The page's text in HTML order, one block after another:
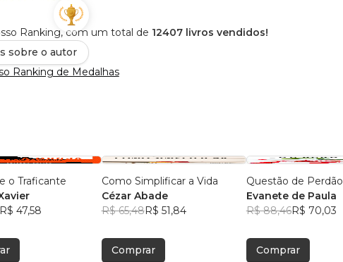
Ranking, com um total de 12407 livros vendidos!
sobre o autor
Ranking de Medalhas
o Traficante
R$ 47,58
Como Simplificar a Vida
Cézar Abade
R$ 65,48R$ 51,84
Comprar
Questão de Perdão
Evanete de Paula
R$ 88,46R$ 70,03
Comprar